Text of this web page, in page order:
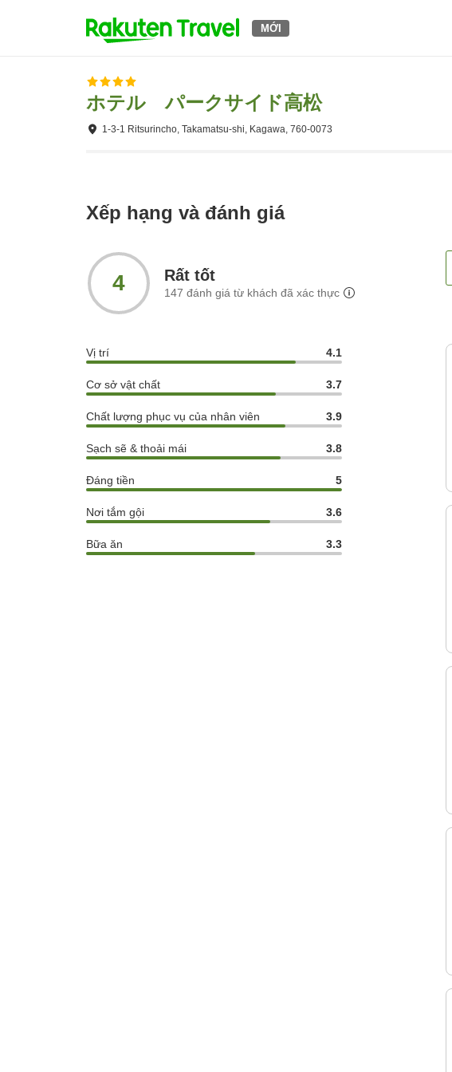
MỚI
ホテル パークサイド高松
1-3-1 Ritsurincho, Takamatsu-shi, Kagawa, 760-0073
Xếp hạng và đánh giá
4 Rất tốt
147 đánh giá từ khách đã xác thực
Vị trí 4.1
Cơ sở vật chất 3.7
Chất lượng phục vụ của nhân viên 3.9
Sạch sẽ & thoải mái 3.8
Đáng tiền 5
Nơi tắm gội 3.6
Bữa ăn 3.3